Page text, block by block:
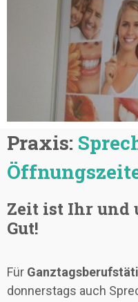
Praxis:
Zeit ist Ihr und
Gut!
Für
donnerstags auch